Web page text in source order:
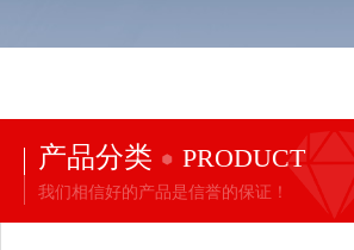
产品分类 PRODUCT
我们相信好的产品是信誉的保证！